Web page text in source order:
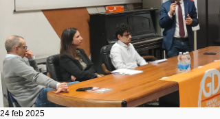
24 feb 2025